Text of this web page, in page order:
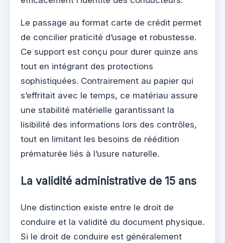
Le passage au format carte de crédit permet
de concilier praticité d’usage et robustesse.
Ce support est conçu pour durer quinze ans
tout en intégrant des protections
sophistiquées. Contrairement au papier qui
s’effritait avec le temps, ce matériau assure
une stabilité matérielle garantissant la
lisibilité des informations lors des contrôles,
tout en limitant les besoins de réédition
prématurée liés à l’usure naturelle.
La validité administrative de 15 ans
Une distinction existe entre le droit de
conduire et la validité du document physique.
Si le droit de conduire est généralement